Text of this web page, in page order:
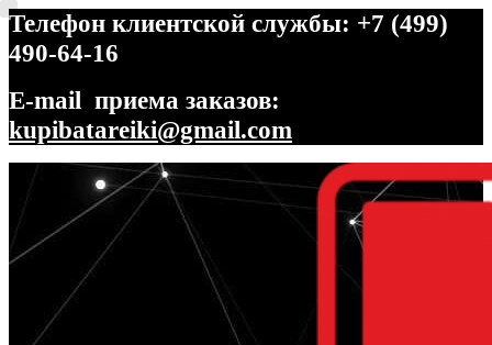
Телефон клиентской службы: +7 (499)
490-64-16
E-mail приема заказов:
kupibatareiki@gmail.com
Перейти
навигации
Перейти
содержимому